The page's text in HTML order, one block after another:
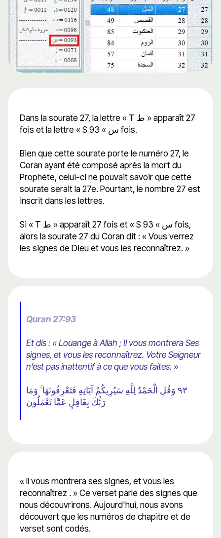
Dans la sourate 27, la lettre « T ط » apparaît 27
fois et la lettre « S س » 93 fois.
Bien que cette sourate porte le numéro 27, le
Coran ayant été composé après la mort du
Prophète, celui-ci ne pouvait savoir que cette
sourate serait la 27e. Pourtant, le nombre 27 est
inscrit dans les lettres.
Si « T ط » apparaît 27 fois et « S س » 93 fois,
alors la sourate 27 du Coran dit : « Vous verrez
les signes de Dieu et vous les reconnaîtrez. »
Quran 27:93
Et dis : « Louange à Allah ; Il vous montrera Ses
signes, et vous les reconnaîtrez. Votre Seigneur
n’est pas inattentif à ce que vous faites. »
٩٣ وَقُلِ الْحَمْدُ لِلَّهِ سَيُرِيكُمْ آيَاتِهِ فَتَعْرِفُونَهَا ۚ وَمَا
رَبُّكَ بِغَافِلٍ عَمَّا تَعْمَلُون
« Il vous montrera ses signes, et vous les
reconnaîtrez . » Ce verset parle des signes que
nous découvrirons. Aujourd'hui, nous avons
découvert que les numéros de chapitre et de
verset sont codés.